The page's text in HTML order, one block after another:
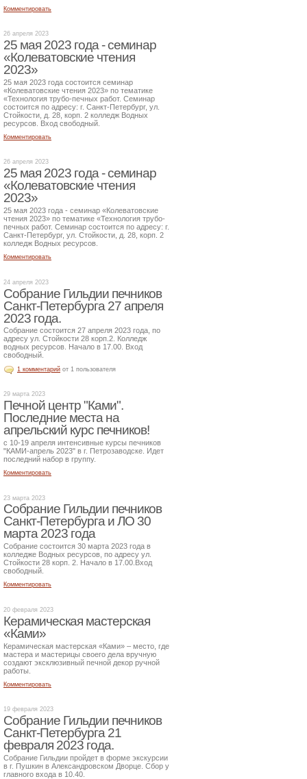
Комментировать
26 апреля 2023
25 мая 2023 года - семинар
«Колеватовские чтения
2023»
25 мая 2023 года состоится семинар
«Колеватовские чтения 2023» по тематике
«Технология трубо-печных работ. Семинар
состоится по адресу: г. Санкт-Петербург, ул.
Стойкости, д. 28, корп. 2 колледж Водных
ресурсов. Вход свободный.
Комментировать
26 апреля 2023
25 мая 2023 года - семинар
«Колеватовские чтения
2023»
25 мая 2023 года - семинар «Колеватовские
чтения 2023» по тематике «Технология трубо-
печных работ. Семинар состоится по адресу: г.
Санкт-Петербург, ул. Стойкости, д. 28, корп. 2
колледж Водных ресурсов.
Комментировать
24 апреля 2023
Собрание Гильдии печников
Санкт-Петербурга 27 апреля
2023 года.
Собрание состоится 27 апреля 2023 года, по
адресу ул. Стойкости 28 корп.2. Колледж
водных ресурсов. Начало в 17.00. Вход
свободный.
1 комментарий от 1 пользователя
29 марта 2023
Печной центр "Ками".
Последние места на
апрельский курс печников!
с 10-19 апреля интенсивные курсы печников
"КАМИ-апрель 2023" в г. Петрозаводске. Идет
последний набор в группу.
Комментировать
23 марта 2023
Собрание Гильдии печников
Санкт-Петербурга и ЛО 30
марта 2023 года
Собрание состоится 30 марта 2023 года в
колледже Водных ресурсов, по адресу ул.
Стойкости 28 корп. 2. Начало в 17.00.Вход
свободный.
Комментировать
20 февраля 2023
Керамическая мастерская
«Ками»
Керамическая мастерская «Ками» – место, где
мастера и мастерицы своего дела вручную
создают эксклюзивный печной декор ручной
работы.
Комментировать
19 февраля 2023
Собрание Гильдии печников
Санкт-Петербурга 21
февраля 2023 года.
Собрание Гильдии пройдет в форме экскурсии
в г. Пушкин в Александровском Дворце. Сбор у
главного входа в 10.40.